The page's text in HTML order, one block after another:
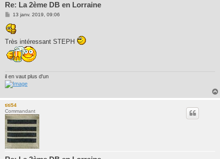
Re: La 2ème DB en Lorraine
M
s
s
g
e
13 janv. 2019, 09:06
Très intéressant STEPH
il en vaut plus d'un
titi54
Commandant